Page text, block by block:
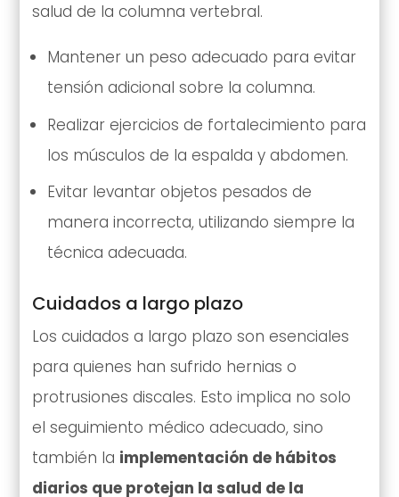
salud de la columna vertebral.
Mantener un peso adecuado para evitar
tensión adicional sobre la columna.
Realizar ejercicios de fortalecimiento para
los músculos de la espalda y abdomen.
Evitar levantar objetos pesados de
manera incorrecta, utilizando siempre la
técnica adecuada.
Cuidados a largo plazo
Los cuidados a largo plazo son esenciales
para quienes han sufrido hernias o
protrusiones discales. Esto implica no solo
el seguimiento médico adecuado, sino
también la implementación de hábitos
diarios que protejan la salud de la